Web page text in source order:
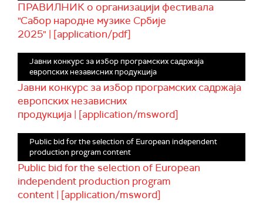
ПРАВИЛНИК о организацији фестивала
"Сабор народне музике Србије
2025" | [application/pdf]
Јавни конкурс за избор програмских садржаја
европских независних продукција
Јавни конкурс за избор програмских садржаја
европских независних
продукција | [application/msword]
Public bid for the selection of European independent
production program content
Public bid for the selection of European
independent production program
content | [application/msword]